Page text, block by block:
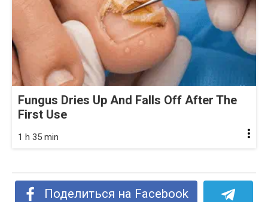
Fungus Dries Up And Falls Off After The
First Use
1 h 35 min
Поделиться на Facebook